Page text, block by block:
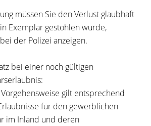
müssen Sie den Verlust glaubhaft
Exemplar gestohlen wurde,
der Polizei anzeigen.
bei einer noch gültigen
gilt entsprechend
für den gewerblichen
im Inland und deren